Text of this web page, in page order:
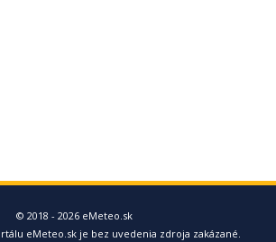
© 2018 - 2026 eMeteo.sk
eMeteo.sk je bez uvedenia zdroja zakázané.